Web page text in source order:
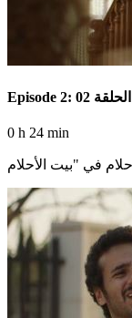
Episode 2: الحلقة 02
0 h 24 min